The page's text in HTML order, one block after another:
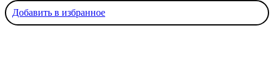
Добавить в избранное